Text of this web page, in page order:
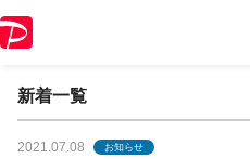
新着一覧
2021.07.08 お知らせ